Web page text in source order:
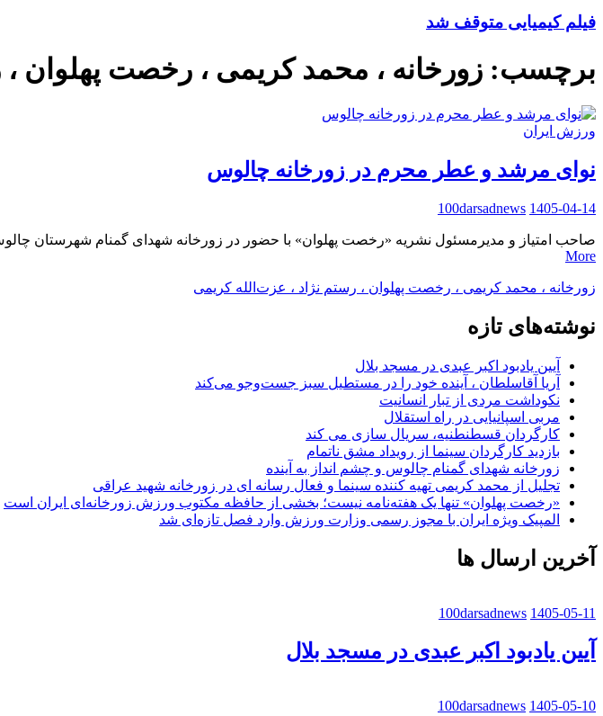
فیلم کیمیایی متوقف شد
برچسب: زورخانه ، محمد کریمی ، رخصت پهلوان
ورزش ایران
نوای مرشد و عطر محرم در زورخانه چالوس
100darsadnews 1405-04-14
صاحب امتیاز و مدیرمسئول نشریه «رخصت پهلوان» با حضور در زورخانه شهدای گمنام شهرستان
More
زورخانه ، محمد کریمی ، رخصت پهلوان ، رستم نژاد ، عزت‌الله کریمی
نوشته‌های تازه
آیین یادبود اکبر عبدی در مسجد بلال
آریا آقاسلطان ، آینده خود را در مستطیل سبز جست‌وجو می‌کند
نکوداشت مردی از تبار انسانیت
مربی اسپانیایی در راه استقلال
کارگردان قسطنطنیه، سریال سازی می کند
بازدید کارگردان سینما از رویداد مشق ناتمام
زورخانه شهدای گمنام چالوس و چشم انداز به آینده
تجلیل از محمد کریمی تهیه کننده سینما و فعال رسانه ای در زورخانه شهید عراقی
«رخصت پهلوان» تنها یک هفته‌نامه نیست؛ بخشی از حافظه مکتوب ورزش زورخانه‌ای ایران است
المپیک ویژه ایران با مجوز رسمی وزارت ورزش وارد فصل تازه‌ای شد
آخرین ارسال ها
100darsadnews 1405-05-11
آیین یادبود اکبر عبدی در مسجد بلال
100darsadnews 1405-05-10